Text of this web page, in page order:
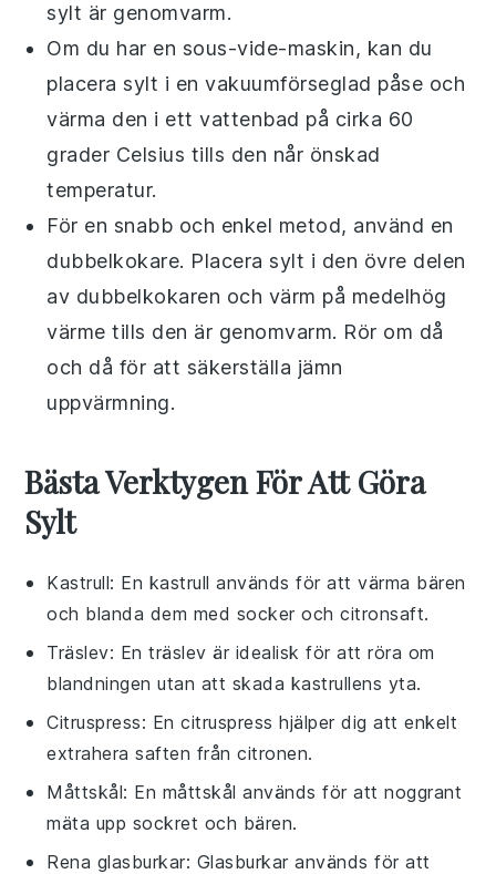
sylt är genomvarm.
Om du har en sous-vide-maskin, kan du
placerasylt i en vakuumförseglad påse och
värma den i ett vattenbad på cirka 60
grader Celsius tills den når önskad
temperatur.
För en snabb och enkel metod, använd en
dubbelkokare. Placerasylt i den övre delen
av dubbelkokaren och värm på medelhög
värme tills den är genomvarm. Rör om då
och då för att säkerställa jämn
uppvärmning.
Bästa Verktygen För Att Göra
Sylt
Kastrull: En kastrull används för att värma bären
och blanda dem med socker och citronsaft.
Träslev: En träslev är idealisk för att röra om
blandningen utan att skada kastrullens yta.
Citruspress: En citruspress hjälper dig att enkelt
extrahera saften från citronen.
Måttskål: En måttskål används för att noggrant
mäta upp sockret och bären.
Rena glasburkar: Glasburkar används för att